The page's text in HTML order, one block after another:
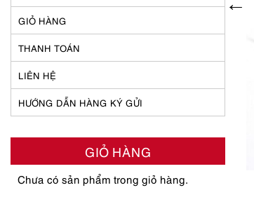
GIỎ HÀNG
THANH TOÁN
LIÊN HỆ
HƯỚNG DẪN HÀNG KÝ GỬI
GIỎ HÀNG
Chưa có sản phẩm trong giỏ hàng.